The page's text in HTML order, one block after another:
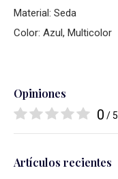
Material: Seda
Color: Azul, Multicolor
Opiniones
0 / 5
Artículos recientes